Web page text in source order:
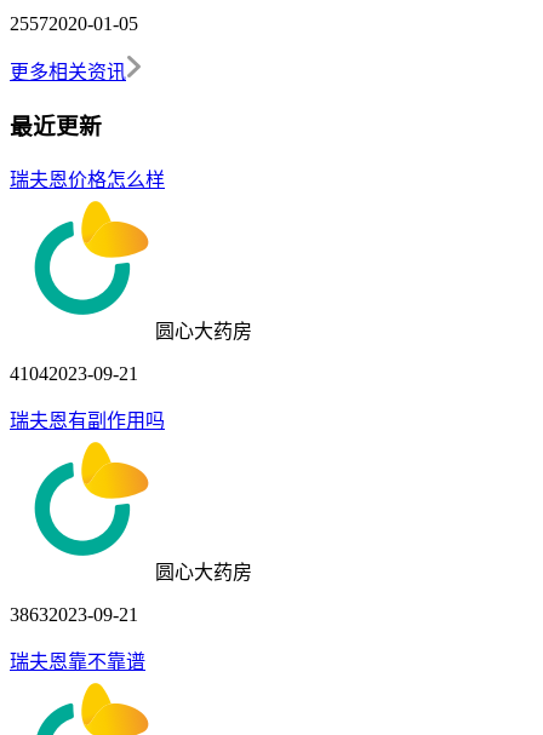
25572020-01-05
更多相关资讯
最近更新
瑞夫恩价格怎么样
圆心大药房
41042023-09-21
瑞夫恩有副作用吗
圆心大药房
38632023-09-21
瑞夫恩靠不靠谱